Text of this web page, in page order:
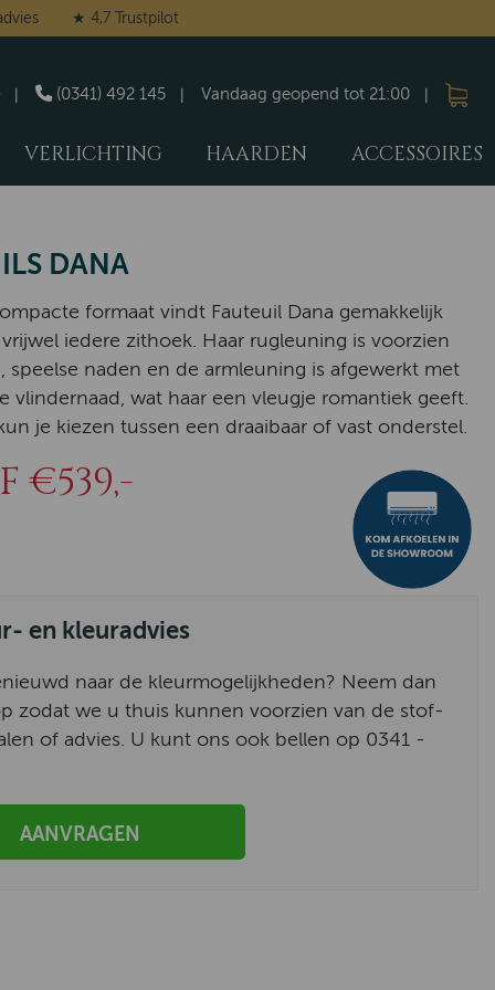
★ 4,7 Trustpilot
Vandaag geopend tot 21:00
(0341) 492 145
VERLICHTING HAARDEN ACCESSOIRES
DANA
formaat vindt Fauteuil Dana gemakkelijk
iedere zithoek. Haar rugleuning is voorzien
speelse naden en de armleuning is afgewerkt met
vlindernaad, wat haar een vleugje romantiek geeft.
je kiezen tussen een draaibaar of vast onderstel.
€539,-
en kleuradvies
naar de kleurmogelijkheden? Neem dan
zodat we u thuis kunnen voorzien van de stof-
of advies. U kunt ons ook bellen op 0341 -
AANVRAGEN